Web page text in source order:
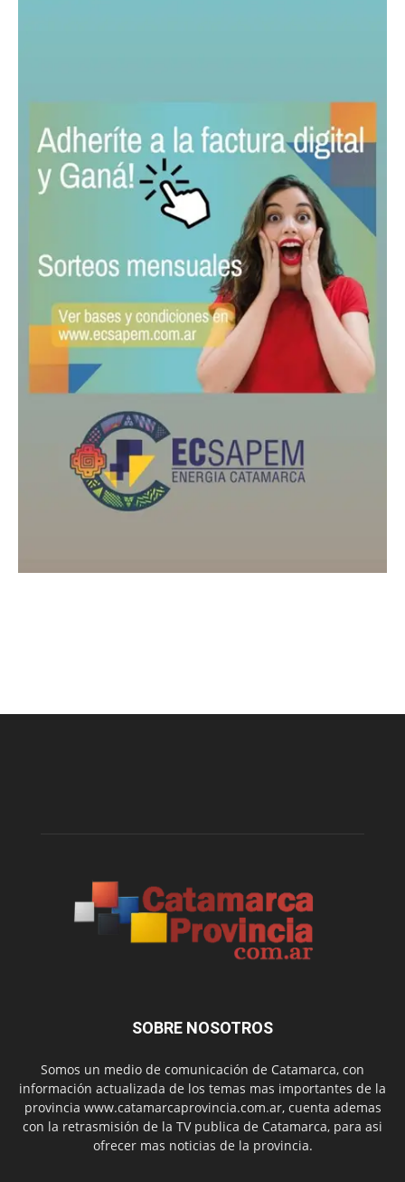
SOBRE NOSOTROS
Somos un medio de comunicación de Catamarca, con
información actualizada de los temas mas importantes de la
provincia www.catamarcaprovincia.com.ar, cuenta ademas
con la retrasmisión de la TV publica de Catamarca, para asi
ofrecer mas noticias de la provincia.